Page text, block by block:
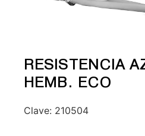
RESISTENCIA
HEMB. ECO
Clave: 210504